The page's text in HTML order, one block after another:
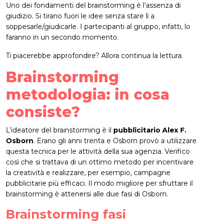
Uno dei fondamenti del brainstorming è l’assenza di
giudizio. Si tirano fuori le idee senza stare lì a
soppesarle/giudicarle. I partecipanti al gruppo, infatti, lo
faranno in un secondo momento.
Ti piacerebbe approfondire? Allora continua la lettura.
Brainstorming
metodologia: in cosa
consiste?
L’ideatore del brainstorming è il pubblicitario Alex F.
Osborn. Erano gli anni trenta e Osborn provò a utilizzare
questa tecnica per le attività della sua agenzia. Verifico
così che si trattava di un ottimo metodo per incentivare
la creatività e realizzare, per esempio, campagne
pubblicitarie più efficaci. Il modo migliore per sfruttare il
brainstorming è attenersi alle due fasi di Osborn.
Brainstorming fasi